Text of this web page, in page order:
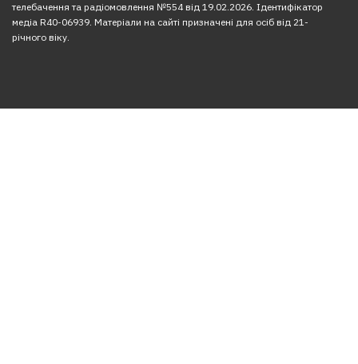
телебачення та радіомовлення №554 від 19.02.2026. Ідентифікатор
медіа R40-06939. Матеріали на сайті призначені для осіб від 21-
річного віку.